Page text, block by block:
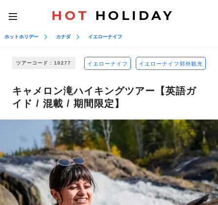
toggle
navigation
HOT HOLIDAY
ホットホリデー カナダ イエローナイフ
ツアーコード : 10277 イエローナイフ イエローナイフ郊外観光
キャメロン滝ハイキングツアー【英語ガ
イド / 混載 / 期間限定】